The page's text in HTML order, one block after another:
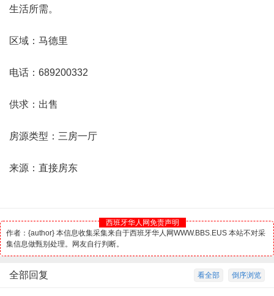
生活所需。
区域：马德里
电话：689200332
供求：出售
房源类型：三房一厅
来源：直接房东
西班牙华人网免责声明
作者：{author} 本信息收集采集来自于西班牙华人网WWW.BBS.EUS 本站不对采
集信息做甄别处理。网友自行判断。
倒序浏览
看全部
全部回复